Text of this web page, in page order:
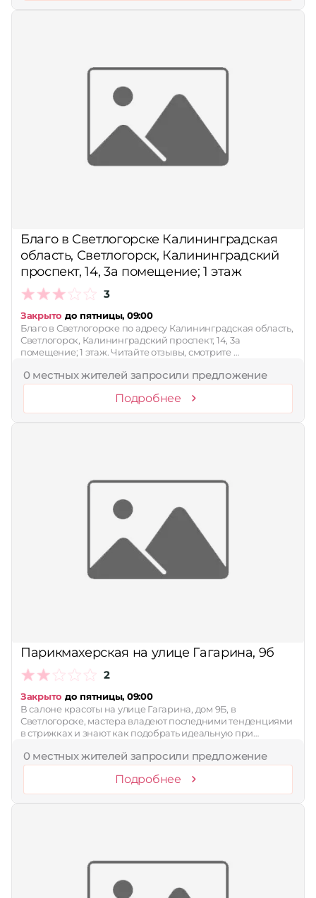
Благо в Светлогорске Калининградская
область, Светлогорск, Калининградский
проспект, 14, 3а помещение; 1 этаж
3
Закрыто до пятницы, 09:00
Благо в Светлогорске по адресу Калининградская область,
Светлогорск, Калининградский проспект, 14, 3а
помещение; 1 этаж. Читайте отзывы, смотрите …
0 местных жителей запросили предложение
Подробнее
Парикмахерская на улице Гагарина, 9б
2
Закрыто до пятницы, 09:00
В салоне красоты на улице Гагарина, дом 9Б, в
Светлогорске, мастера владеют последними тенденциями
в стрижках и знают как подобрать идеальную при…
0 местных жителей запросили предложение
Подробнее